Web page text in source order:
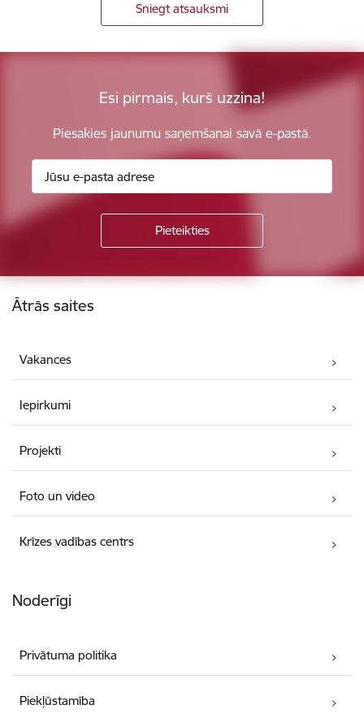
Sniegt atsauksmi
Esi pirmais, kurš uzzina!
Piesakies jaunumu saņemšanai savā e-pastā.
Kājene
Ātrās saites
Vakances
Iepirkumi
Projekti
Foto un video
Krīzes vadības centrs
Noderīgi
Privātuma politika
Piekļūstamība